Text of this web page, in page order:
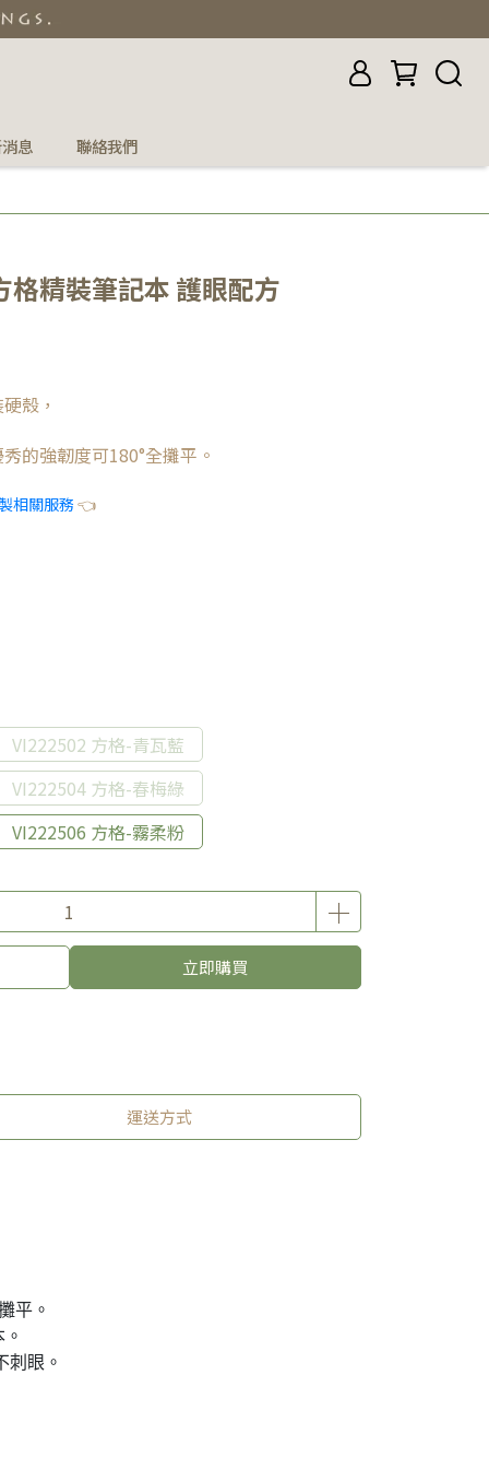
息 聯絡我們
精裝筆記本 護眼配方
殼，
的強韌度可180°全攤平。
相關服務 👈
VI222502 方格-青瓦藍
VI222504 方格-春梅綠
VI222506 方格-霧柔粉
立即購買
運送方式
平。
刺眼。